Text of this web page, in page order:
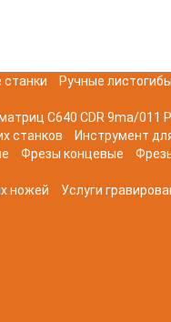
Ручные листогибы
C640 CDR 9ma/011
станков Инструмент
Фрезы концевые
ножей
Услуги